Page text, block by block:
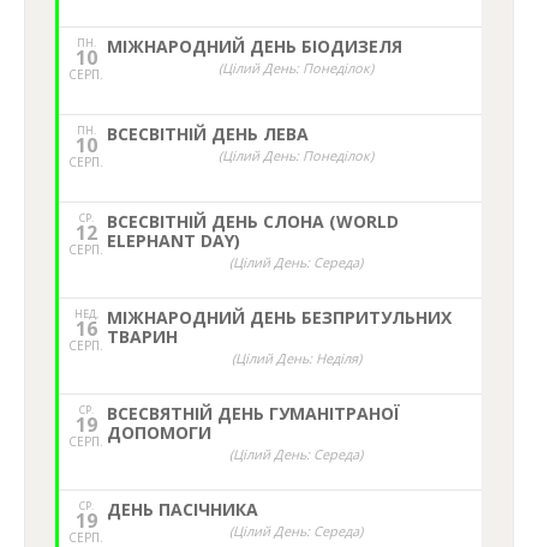
ПН.
10
СЕРП.
МІЖНАРОДНИЙ ДЕНЬ БІОДИЗЕЛЯ
(Цілий День: Понеділок)
ПН.
10
СЕРП.
ВСЕСВІТНІЙ ДЕНЬ ЛЕВА
(Цілий День: Понеділок)
СР.
12
СЕРП.
ВСЕСВІТНІЙ ДЕНЬ СЛОНА (WORLD
ELEPHANT DAY)
(Цілий День: Середа)
НЕД,
16
СЕРП.
МІЖНАРОДНИЙ ДЕНЬ БЕЗПРИТУЛЬНИХ
ТВАРИН
(Цілий День: Неділя)
СР.
19
СЕРП.
ВСЕСВЯТНІЙ ДЕНЬ ГУМАНІТРАНОЇ
ДОПОМОГИ
(Цілий День: Середа)
СР.
19
СЕРП.
ДЕНЬ ПАСІЧНИКА
(Цілий День: Середа)